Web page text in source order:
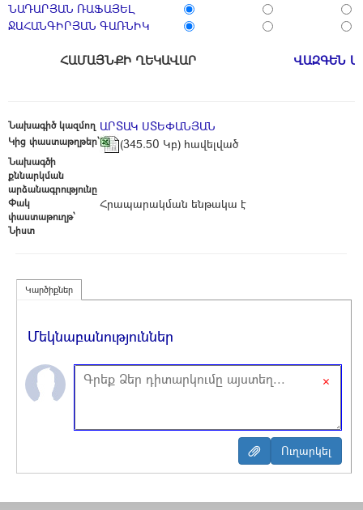
ՆԱԴԱՐՅԱՆ ՌԱՖԱՅԵԼ
ՋԱՀԱՆԳԻՐՅԱՆ ԳԱՌՆԻԿ
ՀԱՄԱՅՆՔԻ ՂԵԿԱՎԱՐ ՎԱԶԳԵՆ
Նախագիծ կազմող ԱՐՏԱԿ ՍՏԵՓԱՆՅԱՆ
Կից փաստաթղթեր՝ (345.50 Կբ) հավելված
Նախագծի
քննարկման
արձանագրությունը
Փակ
փաստաթուղթ՝
Հրապարակման ենթակա է
Նիստ
Կարծիքներ
Մեկնաբանություններ
×